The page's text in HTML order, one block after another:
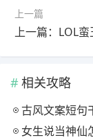
上一篇
相关攻略
古风文案短句
女生说当神仙